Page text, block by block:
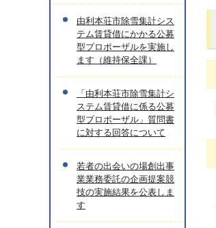
由利本荘市除雪集計シス
テム賃貸借にかかる公募
型プロポーザルを実施し
ます（維持保全課）
「由利本荘市除雪集計シ
ステム賃貸借に係る公募
型プロポーザル」質問書
に対する回答について
若者の出会いの場創出事
業業務委託の企画提案競
技の実施結果を公表しま
す